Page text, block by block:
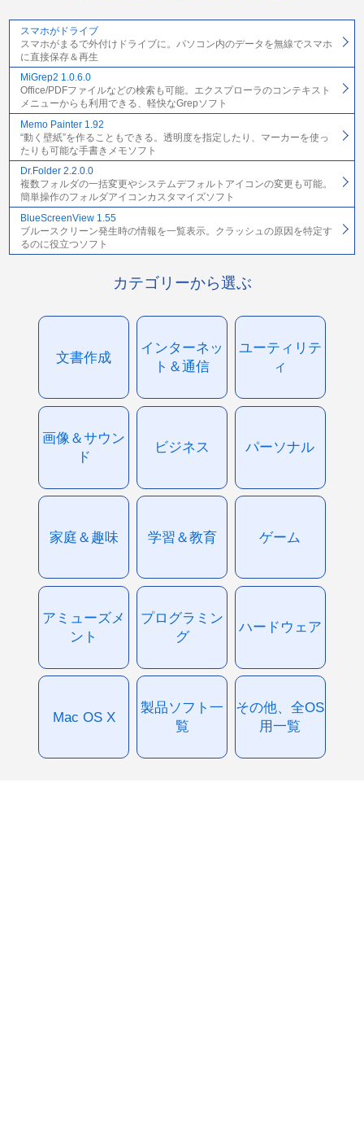
スマホがドライブ
スマホがまるで外付けドライブに。パソコン内のデータを無線でスマホ
に直接保存＆再生
MiGrep2 1.0.6.0
Office/PDFファイルなどの検索も可能。エクスプローラのコンテキスト
メニューからも利用できる、軽快なGrepソフト
Memo Painter 1.92
“動く壁紙”を作ることもできる。透明度を指定したり、マーカーを使っ
たりも可能な手書きメモソフト
Dr.Folder 2.2.0.0
複数フォルダの一括変更やシステムデフォルトアイコンの変更も可能。
簡単操作のフォルダアイコンカスタマイズソフト
BlueScreenView 1.55
ブルースクリーン発生時の情報を一覧表示。クラッシュの原因を特定す
るのに役立つソフト
カテゴリーから選ぶ
文書作成
インターネッ
ト＆通信
ユーティリテ
ィ
画像＆サウン
ド
ビジネス パーソナル
家庭＆趣味 学習＆教育 ゲーム
アミューズメ
ント
プログラミン
グ
ハードウェア
Mac OS X
製品ソフト一
覧
その他、全OS
用一覧